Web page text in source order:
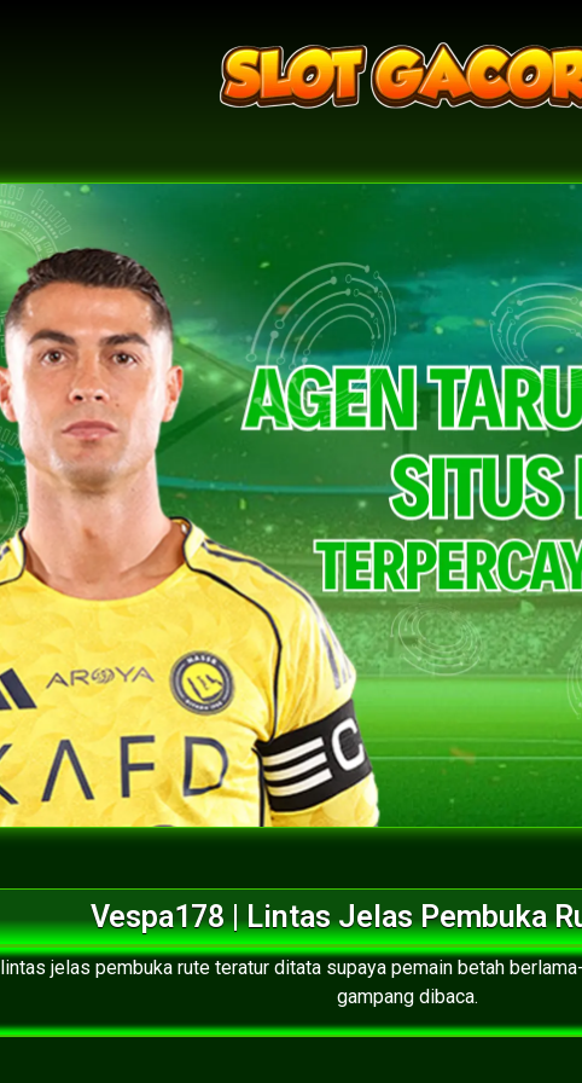
Vespa178 | Lintas Jelas Pembuka
lintas jelas pembuka rute teratur ditata supaya pemain betah
gampang dibaca.